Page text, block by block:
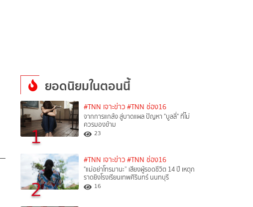
ยอดนิยมในตอนนี้
1
#TNN เจาะข่าว #TNN ช่อง16
จากการแกล้ง สู่บาดแผล ปัญหา "บูลลี่" ที่ไม่
ควรมองข้าม
23
2
#TNN เจาะข่าว #TNN ช่อง16
"แม่อย่าโทรมานะ” เสียงผู้รอดชีวิต 14 ปี เหตุก
ราดยิงโรงเรียนเทพศิรินทร์ นนทบุรี
16